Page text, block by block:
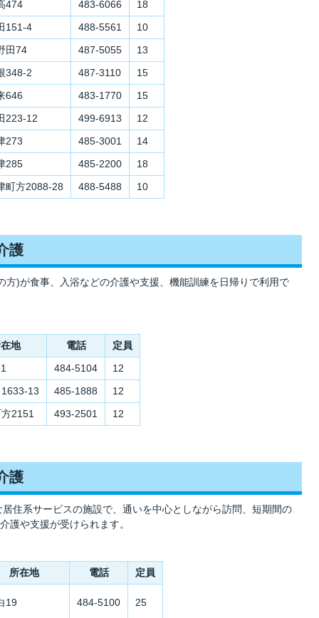
474 483-6066
18
151-4
488-5561
10
田74
487-5055
13
348-2
487-3110
15
646
483-1770
15
223-12
499-6913
12
273
485-3001
14
285
485-2200
18
町方2088-28
488-5488 10
護
)が食事、入浴などの介護や支援、機能訓練を日帰りで利用で
地 電話
定員
484-5104
12
13
485-1888
12
2151
493-2501 12
護
住系サービスの施設で、通いを中心としながら訪問、短期間の
護や支援が受けられます。
所在地 電話 定員
19 484-5100 25